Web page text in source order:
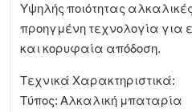
Υψηλής ποιότητας
προηγμένη τεχνολογία για
και κορυφαία απόδοση.
Τεχνικά Χαρακτηριστικά:
Τύπος: Αλκαλική μπαταρία